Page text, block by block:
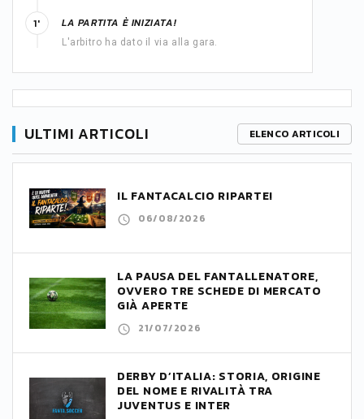
LA PARTITA È INIZIATA!
L'arbitro ha dato il via alla gara.
1'
ULTIMI ARTICOLI ELENCO ARTICOLI
IL FANTACALCIO RIPARTE!
06/08/2026
LA PAUSA DEL FANTALLENATORE,
OVVERO TRE SCHEDE DI MERCATO
GIÀ APERTE
21/07/2026
DERBY D’ITALIA: STORIA, ORIGINE
DEL NOME E RIVALITÀ TRA
JUVENTUS E INTER